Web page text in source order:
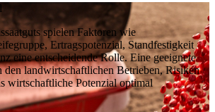
spielen Faktoren wie
Ertragspotenzial, Standfestigkeit
eine entscheidende Rolle. Eine geeignete
den landwirtschaftlichen Betrieben, Risiken
wirtschaftliche Potenzial optimal